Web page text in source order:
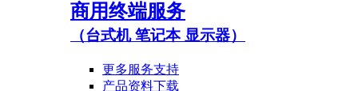
商用终端服务
（台式机 笔记本 显示器）
更多服务支持
产品资料下载